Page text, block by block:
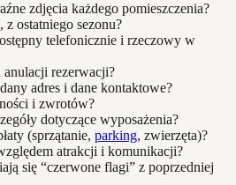
zdjęcia każdego pomieszczenia?
z ostatniego sezonu?
telefonicznie i rzeczowy w
rezerwacji?
adres i dane kontaktowe?
i zwrotów?
dotyczące wyposażenia?
(sprzątanie, parking, zwierzęta)?
atrakcji i komunikacji?
się “czerwone flagi” z poprzedniej